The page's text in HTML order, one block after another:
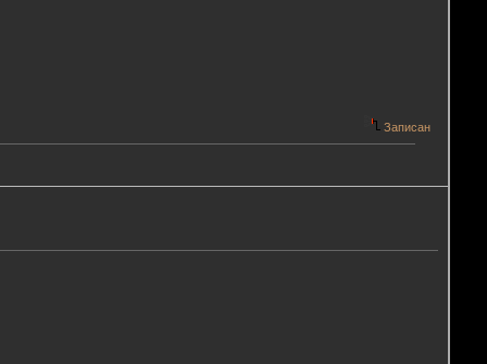
Записан